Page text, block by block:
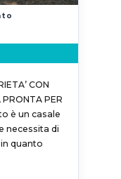
CON
PER
è un casale
necessita di
quanto